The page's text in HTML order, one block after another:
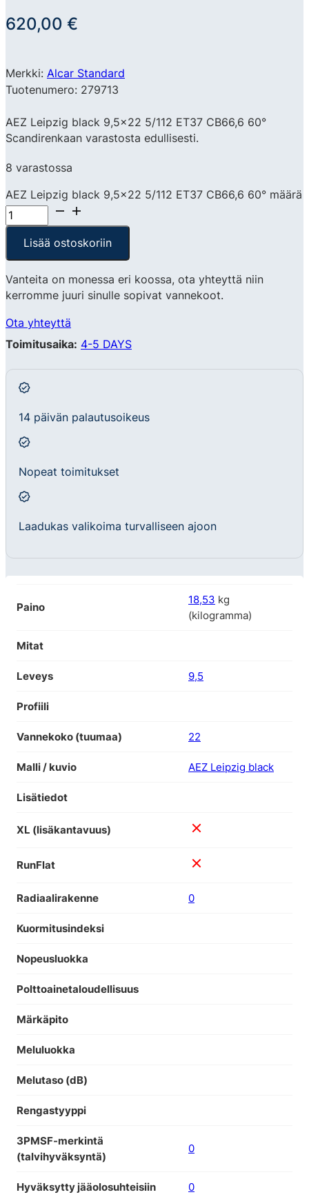
620,00 €
Merkki: Alcar Standard
Tuotenumero: 279713
AEZ Leipzig black 9,5×22 5/112 ET37 CB66,6 60°
Scandirenkaan varastosta edullisesti.
8 varastossa
AEZ Leipzig black 9,5x22 5/112 ET37 CB66,6 60° määrä
Lisää ostoskoriin
Vanteita on monessa eri koossa, ota yhteyttä niin
kerromme juuri sinulle sopivat vannekoot.
Ota yhteyttä
Toimitusaika: 4-5 DAYS
14 päivän palautusoikeus
Nopeat toimitukset
Laadukas valikoima turvalliseen ajoon
Paino
18,53 kg
(kilogramma)
Mitat
Leveys 9,5
Profiili
Vannekoko (tuumaa) 22
Malli / kuvio AEZ Leipzig black
Lisätiedot
XL (lisäkantavuus)
RunFlat
Radiaalirakenne 0
Kuormitusindeksi
Nopeusluokka
Polttoainetaloudellisuus
Märkäpito
Meluluokka
Melutaso (dB)
Rengastyyppi
3PMSF-merkintä
(talvihyväksyntä)
0
Hyväksytty jääolosuhteisiin 0